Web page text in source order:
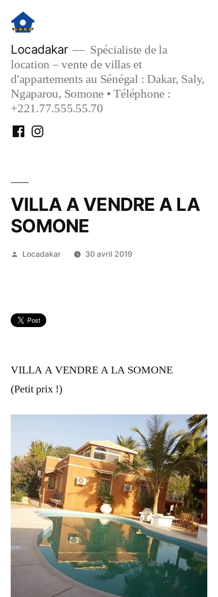
contenu
Locadakar
Spécialiste de la
location – vente de villas et
d'appartements au Sénégal : Dakar, Saly,
Ngaparou, Somone • Téléphone :
+221.77.555.55.70
FacebookInstagram
VILLA A VENDRE A LA
SOMONE
Publié
Locadakar 30 avril 2019
VILLA A VENDRE A LA SOMONE
(Petit prix !)